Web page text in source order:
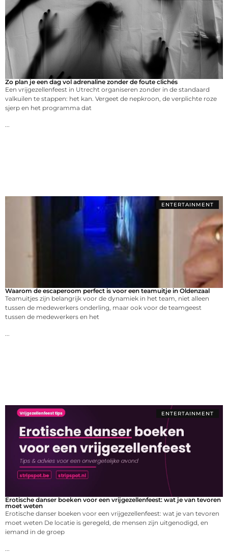
Zo plan je een dag vol adrenaline zonder de foute clichés
Een vrijgezellenfeest in Utrecht organiseren zonder in de standaard
valkuilen te stappen: het kan. Vergeet de nepkroon, de verplichte roze
sjerp en het programma dat
ENTERTAINMENT
Waarom de escaperoom perfect is voor een teamuitje in Oldenzaal
Teamuitjes zijn belangrijk voor de dynamiek in het team, niet alleen
tussen de medewerkers onderling, maar ook voor de teamgeest
tussen de medewerkers en het
ENTERTAINMENT
Erotische danser boeken voor een vrijgezellenfeest: wat je van tevoren
moet weten
Erotische danser boeken voor een vrijgezellenfeest: wat je van tevoren
moet weten De locatie is geregeld, de mensen zijn uitgenodigd, en
iemand in de groep